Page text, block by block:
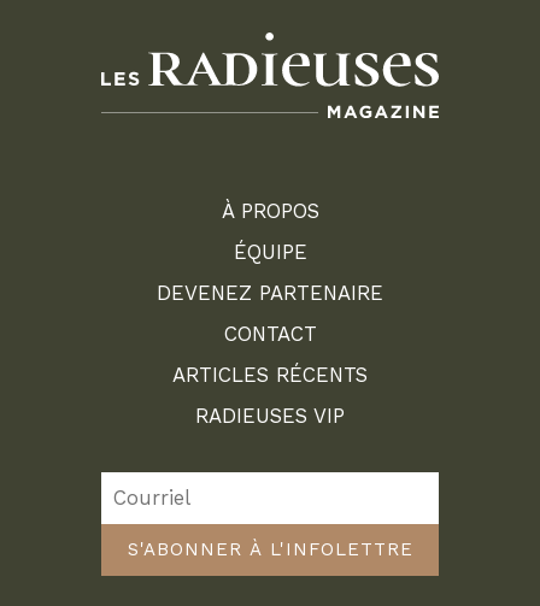
À PROPOS
ÉQUIPE
DEVENEZ PARTENAIRE
CONTACT
ARTICLES RÉCENTS
RADIEUSES VIP
S'ABONNER À L'INFOLETTRE